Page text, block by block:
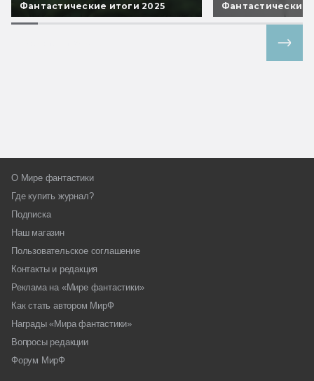
Фантастические итоги 2025 Фантастические
О Мире фантастики
Где купить журнал?
Подписка
Наш магазин
Пользовательское соглашение
Контакты и редакция
Реклама на «Мире фантастики»
Как стать автором МирФ
Награды «Мира фантастики»
Вопросы редакции
Форум МирФ